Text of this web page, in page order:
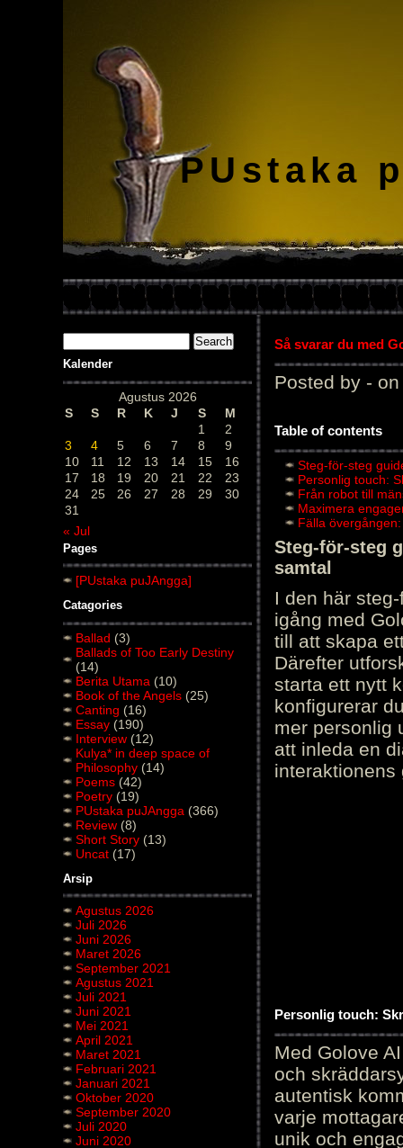
PUstaka
Kalender
Agustus 2026
S
S R K J S
M
1
2
3
4 5 6 7 8
9
10
11 12 13 14 15
16
17
18 19 20 21 22
23
24
25 26 27 28 29
30
31
« Jul
Pages
[PUstaka puJAngga]
Catagories
Ballad (3)
Ballads of Too Early Destiny
(14)
Berita Utama (10)
Book of the Angels (25)
Canting (16)
Essay (190)
Interview (12)
Kulya* in deep space of
Philosophy (14)
Poems (42)
Poetry (19)
PUstaka puJAngga (366)
Review (8)
Short Story (13)
Uncat (17)
Arsip
Agustus 2026
Juli 2026
Juni 2026
Maret 2026
September 2021
Agustus 2021
Juli 2021
Juni 2021
Mei 2021
April 2021
Maret 2021
Februari 2021
Januari 2021
Oktober 2020
September 2020
Juli 2020
Juni 2020
Så svarar du med
Posted by - on
Table of contents
Steg-för-steg
Personlig touch:
Från robot till
Maximera
Fälla
Steg-för-steg
samtal
I den här
igång med
till att skapa
Därefter
starta ett nytt
konfigurerar
mer personlig
att inleda en
interaktionens
Personlig touch:
Med Golove
och
autentisk
varje
unik och